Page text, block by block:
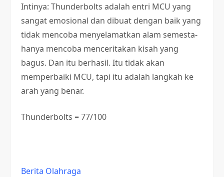
Intinya: Thunderbolts adalah entri MCU yang
sangat emosional dan dibuat dengan baik yang
tidak mencoba menyelamatkan alam semesta-
hanya mencoba menceritakan kisah yang
bagus. Dan itu berhasil. Itu tidak akan
memperbaiki MCU, tapi itu adalah langkah ke
arah yang benar.
Thunderbolts = 77/100
Berita Olahraga